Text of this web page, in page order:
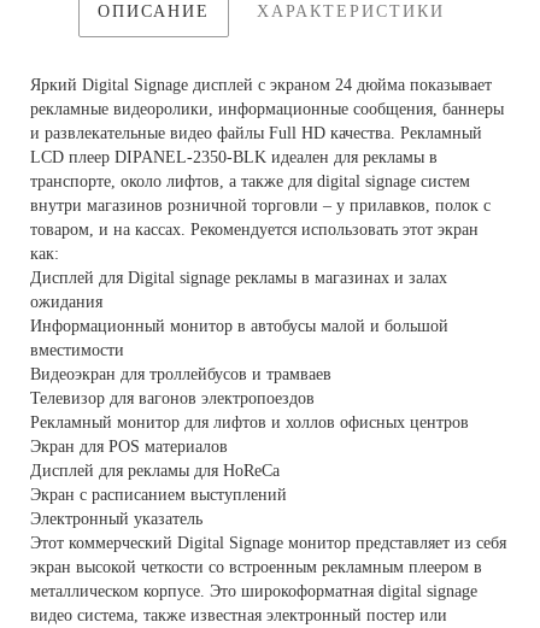
ОПИСАНИЕ ХАРАКТЕРИСТИКИ
Яркий Digital Signage дисплей с экраном 24 дюйма показывает
рекламные видеоролики, информационные сообщения, баннеры
и развлекательные видео файлы Full HD качества. Рекламный
LCD плеер DIPANEL-2350-BLK идеален для рекламы в
транспорте, около лифтов, а также для digital signage систем
внутри магазинов розничной торговли – у прилавков, полок с
товаром, и на кассах. Рекомендуется использовать этот экран
как:
Дисплей для Digital signage рекламы в магазинах и залах
ожидания
Информационный монитор в автобусы малой и большой
вместимости
Видеоэкран для троллейбусов и трамваев
Телевизор для вагонов электропоездов
Рекламный монитор для лифтов и холлов офисных центров
Экран для POS материалов
Дисплей для рекламы для HoReCa
Экран с расписанием выступлений
Электронный указатель
Этот коммерческий Digital Signage монитор представляет из себя
экран высокой четкости со встроенным рекламным плеером в
металлическом корпусе. Это широкоформатная digital signage
видео система, также известная электронный постер или